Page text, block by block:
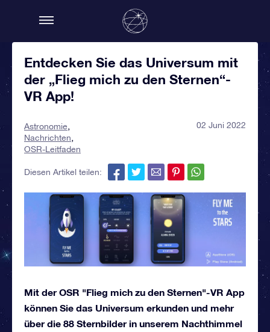
Entdecken Sie das Universum mit
der „Flieg mich zu den Sternen“-
VR App!
Astronomie
Nachrichten
OSR-Leitfaden
02 Juni 2022
Diesen Artikel teilen:
Mit der OSR "Flieg mich zu den Sternen"-VR App
können Sie das Universum erkunden und mehr
über die 88 Sternbilder in unserem Nachthimmel